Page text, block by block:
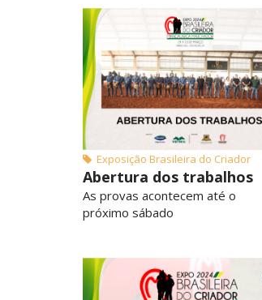
Exposição Brasileira do Criador
Abertura dos trabalhos
As provas acontecem até o
próximo sábado